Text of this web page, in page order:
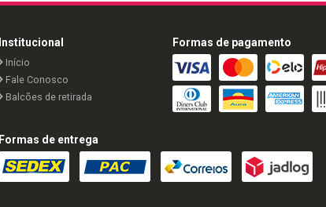
Institucional
Início
Fale Conosco
Balcões de retirada
Formas de pagamento
Formas de entrega